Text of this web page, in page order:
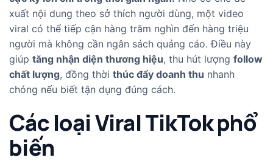
xuất nội dung theo sở thích người dùng, một video
viral có thể tiếp cận hàng trăm nghìn đến hàng triệu
người mà không cần ngân sách quảng cáo. Điều này
giúp tăng nhận diện thương hiệu, thu hút lượng follow
chất lượng, đồng thời thúc đẩy doanh thu nhanh
chóng nếu biết tận dụng đúng cách.
Các loại Viral TikTok phổ
biến